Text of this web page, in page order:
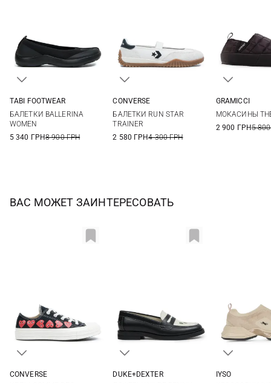
40
TABI FOOTWEAR
БАЛЕТКИ BALLERINA
WOMEN
5 340 ГРН8 900 ГРН
38
38,5
CONVERSE
БАЛЕТКИ RUN STAR
TRAINER
2 580 ГРН4 300 ГРН
GRAMICCI
МОКАСИНЫ
2 900 ГРН5
ВАС МОЖЕТ ЗАИНТЕРЕСОВАТЬ
CONVERSE
DUKE+DEXTER
IYSO